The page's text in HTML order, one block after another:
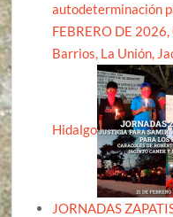
autodeterminación
FEBRERO DE
Barrios, La Unión,
Hidalgo
JORNADAS